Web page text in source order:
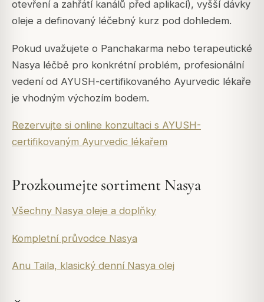
otevření a zahřátí kanálů před aplikací), vyšší dávky
oleje a definovaný léčebný kurz pod dohledem.
Pokud uvažujete o Panchakarma nebo terapeutické
Nasya léčbě pro konkrétní problém, profesionální
vedení od AYUSH-certifikovaného Ayurvedic lékaře
je vhodným výchozím bodem.
Rezervujte si online konzultaci s AYUSH-
certifikovaným Ayurvedic lékařem
Prozkoumejte sortiment Nasya
Všechny Nasya oleje a doplňky
Kompletní průvodce Nasya
Anu Taila, klasický denní Nasya olej